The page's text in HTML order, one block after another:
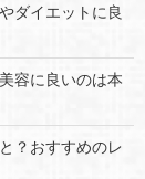
ダイエットに良
容に良いのは本
？おすすめのレ